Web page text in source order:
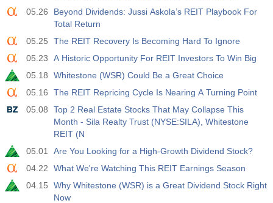
17:00
Baker Hughes US Total Rig Count
Agire
19:00
USD
Credito al Consumo Fed m/m
Agire
Fcst
$​11.44 B
Prev
$​-0.18 B
USD
CFTC Oro Posizioni Nette Non Commerciali
Agire
182.1 K
19:30
Agire
Fcst
05.26
Beyond Dividends: Jussi Askola’s REIT Playbook For
Total Return
05.25
The REIT Recovery Is Becoming Hard To Ignore
05.23
A Historic Opportunity For REIT Investors To Win Big
05.18
Whitestone (WSR) Could Be a Great Choice
05.16
The REIT Repricing Cycle Is Nearing A Turning Point
05.08
Top 2 Real Estate Stocks That May Collapse This
Month - Sila Realty Trust (NYSE:SILA), Whitestone
REIT (N
05.01
Are You Looking for a High-Growth Dividend Stock?
04.22
What We're Watching This REIT Earnings Season
04.15
Why Whitestone (WSR) is a Great Dividend Stock Right
Now